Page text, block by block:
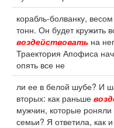
корабль-болванку,
тонн. Он будет кружить
воздействовать на
Траектория Апофиса
опять все не
ли ее в белой шубе? И
вторых: как раньше
мужчин, которые роняли
семьи? Я ответила, как